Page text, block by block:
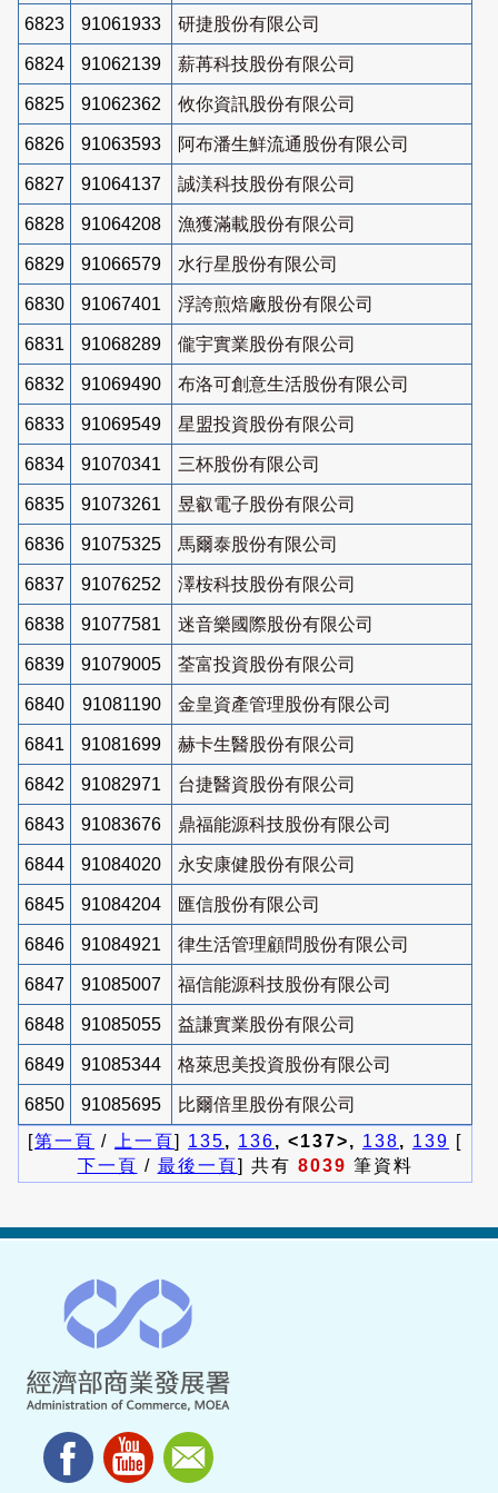
6823 91061933 研捷股份有限公司
6824 91062139 薪苒科技股份有限公司
6825 91062362 攸你資訊股份有限公司
6826 91063593 阿布潘生鮮流通股份有限公司
6827 91064137 誠渼科技股份有限公司
6828 91064208 漁獲滿載股份有限公司
6829 91066579 水行星股份有限公司
6830 91067401 浮誇煎焙廠股份有限公司
6831 91068289 儱宇實業股份有限公司
6832 91069490 布洛可創意生活股份有限公司
6833 91069549 星盟投資股份有限公司
6834 91070341 三杯股份有限公司
6835 91073261 昱叡電子股份有限公司
6836 91075325 馬爾泰股份有限公司
6837 91076252 澤桉科技股份有限公司
6838 91077581 迷音樂國際股份有限公司
6839 91079005 荃富投資股份有限公司
6840 91081190 金皇資產管理股份有限公司
6841 91081699 赫卡生醫股份有限公司
6842 91082971 台捷醫資股份有限公司
6843 91083676 鼎福能源科技股份有限公司
6844 91084020 永安康健股份有限公司
6845 91084204 匯信股份有限公司
6846 91084921 律生活管理顧問股份有限公司
6847 91085007 福信能源科技股份有限公司
6848 91085055 益謙實業股份有限公司
6849 91085344 格萊思美投資股份有限公司
6850 91085695
比爾倍里股份有限公司
[第一頁 / 上一頁] 135, 136, <137>, 138, 139 [
下一頁 / 最後一頁] 共有 8039 筆資料